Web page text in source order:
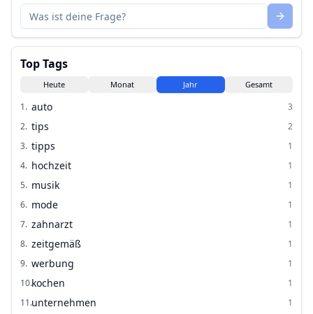
Top Tags
Heute Monat Jahr Gesamt
1. auto
3
2. tips
2
3. tipps
1
4. hochzeit
1
5. musik
1
6. mode
1
7. zahnarzt
1
8. zeitgemäß
1
9. werbung
1
10.kochen
1
11.unternehmen
1